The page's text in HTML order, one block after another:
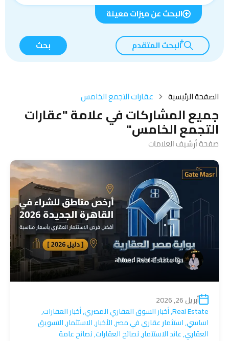
البحث عن ميزات معينة
البحث المتقدم بحث
الصفحة الرئيسية عقارات التجمع الخامس
جميع المشاركات في علامة "عقارات
التجمع الخامس"
صفحة أرشيف العلامات
بواسطةahmed ashraf
أبريل 26, 2026
Real Estate
,أخبار السوق العقاري المصري,أخبار العقارات,
اساسي,استثمار عقاري في مصر,الأخبار,الاستثمار,التسويق
العقاري,عائد الاستثمار,نصائح العقارات,نصائح عامة